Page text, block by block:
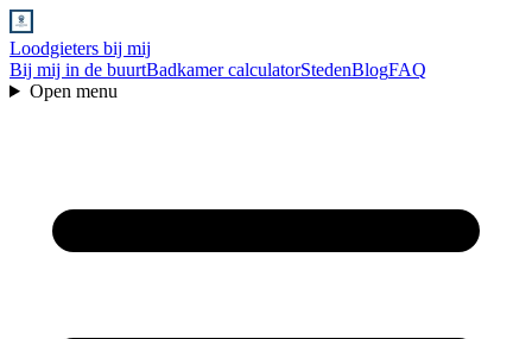
Loodgieters bij mij
Bij mij in de buurtBadkamer calculatorStedenBlogFAQ
Open menu